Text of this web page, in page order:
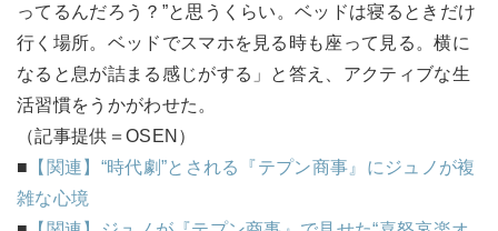
ってるんだろう？”と思うくらい。ベッドは寝るときだけ
行く場所。ベッドでスマホを見る時も座って見る。横に
なると息が詰まる感じがする」と答え、アクティブな生
活習慣をうかがわせた。
（記事提供＝OSEN）
■ 【関連】“時代劇”とされる『テプン商事』にジュノが複
雑な心境